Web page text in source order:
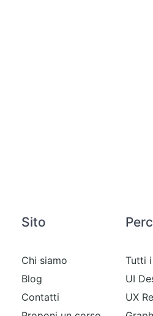
Sito
Chi siamo
Blog
Contatti
Tutti
UI
UX